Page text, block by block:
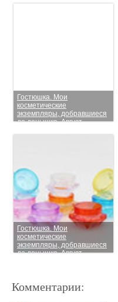
Гостюшка. Мои
косметические
экземпляры, добравшиеся
до донышка. Август
Гостюшка. Мои
косметические
экземпляры, добравшиеся
до донышка. Август
Комментарии: